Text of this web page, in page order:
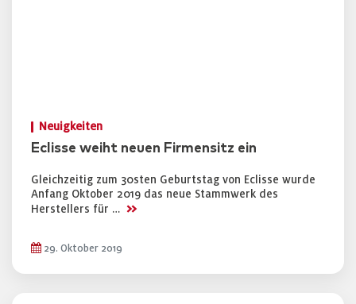
Neuigkeiten
Eclisse weiht neuen Firmensitz ein
Gleichzeitig zum 30sten Geburtstag von Eclisse wurde
Anfang Oktober 2019 das neue Stammwerk des
Herstellers für … >>
29. Oktober 2019